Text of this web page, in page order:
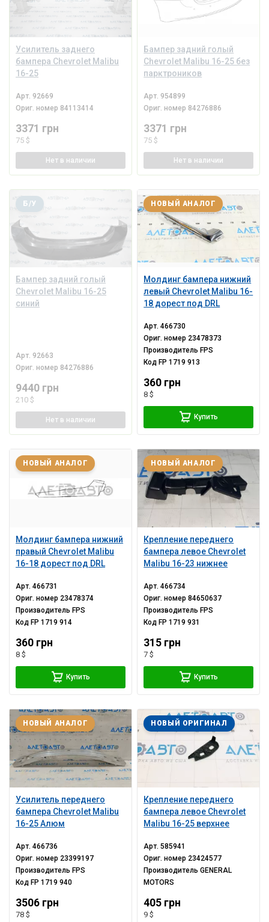
Усилитель заднего
бампера Chevrolet Malibu
16-25
Арт. 92669
Ориг. номер 84113414
3371 грн
75 $
Нет в наличии
Бампер задний голый
Chevrolet Malibu 16-25 без
парктроников
Арт. 954899
Ориг. номер 84276886
3371 грн
75 $
Нет в наличии
Бампер задний голый
Chevrolet Malibu 16-25
синий
Б/У
Арт. 92663
Ориг. номер 84276886
9440 грн
210 $
Нет в наличии
Молдинг бампера нижний
левый Chevrolet Malibu 16-
18 дорест под DRL
НОВЫЙ АНАЛОГ
Арт.466730
Ориг. номер 23478373
Производитель FPS
Код FP 1719 913
360 грн
8 $
Купить
Молдинг бампера нижний
правый Chevrolet Malibu
16-18 дорест под DRL
НОВЫЙ АНАЛОГ
Арт.466731
Ориг. номер 23478374
Производитель FPS
Код FP 1719 914
360 грн
8 $
Купить
Крепление переднего
бампера левое Chevrolet
Malibu 16-23 нижнее
НОВЫЙ АНАЛОГ
Арт.466734
Ориг. номер84650637
Производитель FPS
Код FP 1719 931
315 грн
7 $
Купить
Усилитель переднего
бампера Chevrolet Malibu
16-25 Алюм
НОВЫЙ АНАЛОГ
Арт.466736
Ориг. номер 23399197
Производитель FPS
Код FP 1719 940
3506 грн
78 $
Крепление переднего
бампера левое Chevrolet
Malibu 16-25 верхнее
НОВЫЙ ОРИГИНАЛ
Арт.585941
Ориг. номер 23424577
ПроизводительGENERAL
MOTORS
405 грн
9 $